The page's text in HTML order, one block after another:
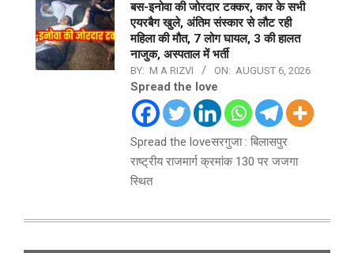
बस-इनोवा की जोरदार टक्कर, कार के सभी
एयरबैग खुले, अंतिम संस्कार से लौट रही
महिला की मौत, 7 लोग घायल, 3 की हालत
नाजुक, अस्पताल में भर्ती
BY: M A RIZVI ON: AUGUST 6, 2026
Spread the love
Spread the loveसरगुजा : बिलासपुर
राष्ट्रीय राजमार्ग क्रमांक 130 पर जजगा
स्थित